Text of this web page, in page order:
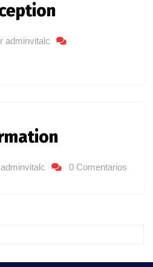
adminvitalc
0 Comentarios